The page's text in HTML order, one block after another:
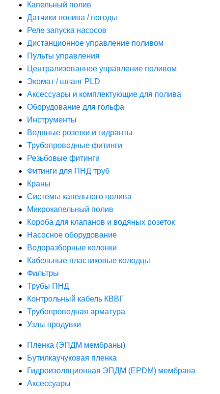
Капельный полив
Датчики полива / погоды
Реле запуска насосов
Дистанционное управление поливом
Пульты управления
Централизованное управление поливом
Экомат / шланг PLD
Аксессуары и комплектующие для полива
Оборудование для гольфа
Инструменты
Водяные розетки и гидранты
Трубопроводные фитинги
Резьбовые фитинги
Фитинги для ПНД труб
Краны
Системы капельного полива
Микрокапельный полив
Короба для клапанов и водяных розеток
Насосное оборудование
Водоразборные колонки
Кабельные пластиковые колодцы
Фильтры
Трубы ПНД
Контрольный кабель КВВГ
Трубопроводная арматура
Узлы продувки
Пленка (ЭПДМ мембраны)
Бутилкаучуковая пленка
Гидроизоляционная ЭПДМ (EPDM) мембрана
Аксессуары